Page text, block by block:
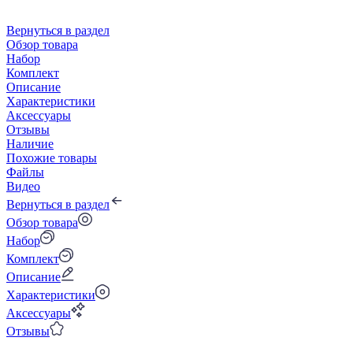
Вернуться в раздел
Обзор товара
Набор
Комплект
Описание
Характеристики
Аксессуары
Отзывы
Наличие
Похожие товары
Файлы
Видео
Вернуться в раздел
Обзор товара
Набор
Комплект
Описание
Характеристики
Аксессуары
Отзывы